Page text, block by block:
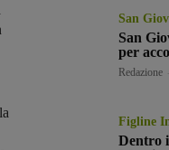
San
San
per
Redazione
Figline
Dentro